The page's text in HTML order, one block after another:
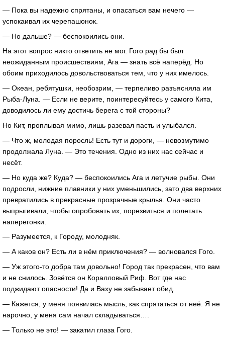
— Пока вы надежно спрятаны, и опасаться вам нечего —
успокаивал их черепашонок.
— Но дальше? — беспокоились они.
На этот вопрос никто ответить не мог. Гого рад бы был
неожиданным происшествиям, Ага — знать всё наперёд. Но
обоим приходилось довольствоваться тем, что у них имелось.
— Океан, ребятушки, необозрим, — терпеливо разъясняла им
Рыба-Луна. — Если не верите, поинтересуйтесь у самого Кита,
доводилось ли ему достичь берега с той стороны?
Но Кит, проплывая мимо, лишь разевал пасть и улыбался.
— Что ж, молодая поросль! Есть тут и дороги, — невозмутимо
продолжала Луна. — Это течения. Одно из них нас сейчас и
несёт.
— Но куда же? Куда? — беспокоились Ага и летучие рыбы. Они
подросли, нижние плавники у них уменьшились, зато два верхних
превратились в прекрасные прозрачные крылья. Они часто
выпрыгивали, чтобы опробовать их, порезвиться и полетать
наперегонки.
— Разумеется, к Городу, молодняк.
— А каков он? Есть ли в нём приключения? — волновался Гого.
— Уж этого-то добра там довольно! Город так прекрасен, что вам
и не снилось. Зовётся он Коралловый Риф. Вот где нас
поджидают опасности! Да и Ваху не забывает обид.
— Кажется, у меня появилась мысль, как спрятаться от неё. Я не
нарочно, у меня сам начал складываться….
— Только не это! — закатил глаза Гого.